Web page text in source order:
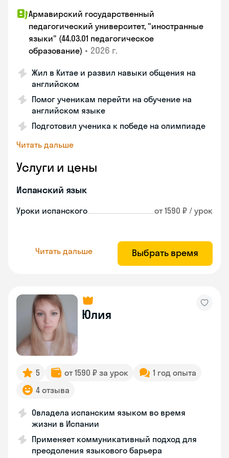
Армавирский государственный
педагогический университет, "иностранные
языки" (44.03.01 педагогическое
образование) • 2026 г.
Жил в Китае и развил навыки общения на
английском
Помог ученикам перейти на обучение на
английском языке
Подготовил ученика к победе на олимпиаде
Читать дальше
Услуги и цены
Испанский язык
Уроки испанского от 1590 ₽ / урок
Читать дальше Выбрать время
Юлия
5 от 1590 ₽ за урок
1 год опыта
4 отзыва
Овладела испанским языком во время
жизни в Испании
Применяет коммуникативный подход для
преодоления языкового барьера